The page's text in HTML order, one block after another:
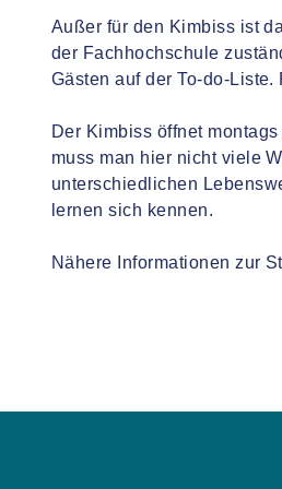
Außer für den Kimbiss ist
der Fachhochschule
Gästen auf der To-do-
Der Kimbiss öffnet
muss man hier nicht viele
unterschiedlichen
lernen sich kennen.
Nähere Informationen zur